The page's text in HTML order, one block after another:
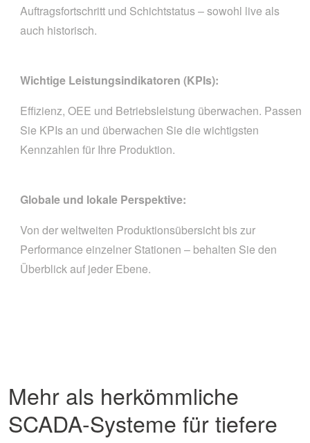
Auftragsfortschritt und Schichtstatus – sowohl live als
auch historisch.
Wichtige Leistungsindikatoren (KPIs):
Effizienz, OEE und Betriebsleistung überwachen. Passen
Sie KPIs an und überwachen Sie die wichtigsten
Kennzahlen für Ihre Produktion.
Globale und lokale Perspektive:
Von der weltweiten Produktionsübersicht bis zur
Performance einzelner Stationen – behalten Sie den
Überblick auf jeder Ebene.
Mehr als herkömmliche
SCADA-Systeme für tiefere